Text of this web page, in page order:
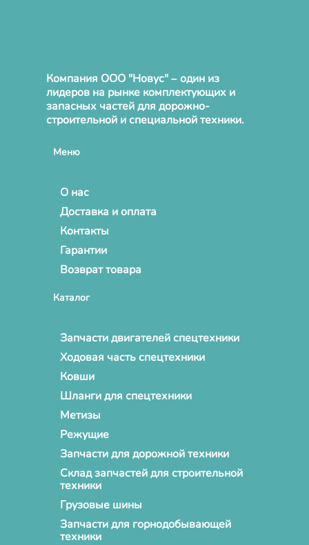
Компания ООО "Новус" – один из
лидеров на рынке комплектующих и
запасных частей для дорожно-
строительной и специальной техники.
Меню
О нас
Доставка и оплата
Контакты
Гарантии
Возврат товара
Каталог
Запчасти двигателей спецтехники
Ходовая часть спецтехники
Ковши
Шланги для спецтехники
Метизы
Режущие
Запчасти для дорожной техники
Склад запчастей для строительной
техники
Грузовые шины
Запчасти для горнодобывающей
техники